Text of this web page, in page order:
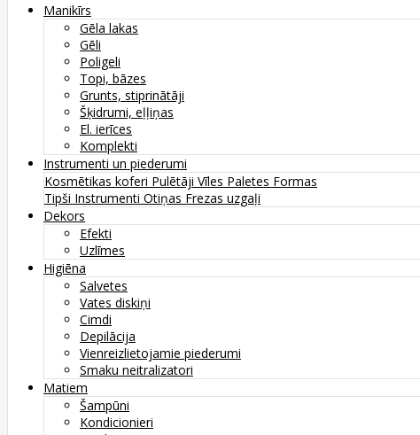
Manikīrs
Gēla lakas
Gēli
Poligeli
Topi, bāzes
Grunts, stiprinātāji
Šķidrumi, eļļiņas
El. ierīces
Komplekti
Instrumenti un piederumi
Kosmētikas koferi Pulētāji Vīles Paletes Formas
Tipši Instrumenti Otiņas Frezas uzgaļi
Dekors
Efekti
Uzlīmes
Higiēna
Salvetes
Vates diskiņi
Cimdi
Depilācija
Vienreizlietojamie piederumi
Smaku neitralizatori
Matiem
Šampūni
Kondicionieri